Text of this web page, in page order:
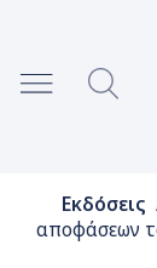
Εκδόσεις
αποφάσεων